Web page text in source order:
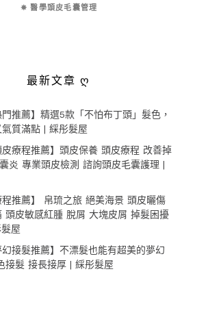
✵ 醫學頭皮毛囊管理
最新文章 ღ
門推薦】精選5款「不怕布丁頭」髮色，
氣質滿點 | 綵彤髮屋
皮療程推薦】頭皮保養 頭皮療程 改善掉
炎 專業頭皮檢測 諮詢頭皮毛囊護理 |
程推薦】 帛琉之旅 絕美海景 頭皮曬傷
頭皮敏感紅腫 脫屑 大塊皮屑 掉髮困擾
屋
幻接髮推薦】不漂髮也能有超美的夢幻
接髮 接長接厚 | 綵彤髮屋